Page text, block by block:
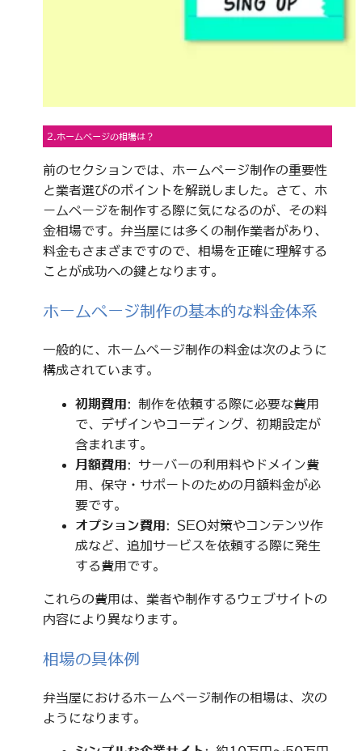
2.ホームページの相場は？
前のセクションでは、ホームページ制作の重要性
と業者選びのポイントを解説しました。さて、ホ
ームページを制作する際に気になるのが、その料
金相場です。弁当屋には多くの制作業者があり、
料金もさまざまですので、相場を正確に理解する
ことが成功への鍵となります。
ホームページ制作の基本的な料金体系
一般的に、ホームページ制作の料金は次のように
構成されています。
初期費用: 制作を依頼する際に必要な費用
で、デザインやコーディング、初期設定が
含まれます。
月額費用: サーバーの利用料やドメイン費
用、保守・サポートのための月額料金が必
要です。
オプション費用: SEO対策やコンテンツ作
成など、追加サービスを依頼する際に発生
する費用です。
これらの費用は、業者や制作するウェブサイトの
内容により異なります。
相場の具体例
弁当屋におけるホームページ制作の相場は、次の
ようになります。